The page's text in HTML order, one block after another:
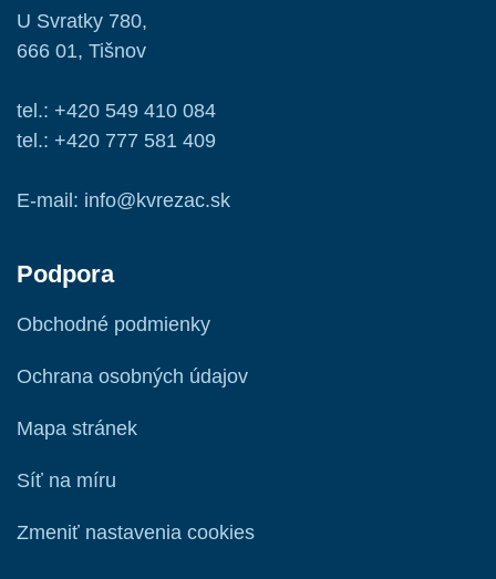
U Svratky 780,
666 01, Tišnov
tel.: +420 549 410 084
tel.: +420 777 581 409
E-mail: info@kvrezac.sk
Podpora
Obchodné podmienky
Ochrana osobných údajov
Mapa stránek
Síť na míru
Zmeniť nastavenia cookies